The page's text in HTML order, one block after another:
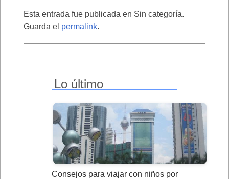
Esta entrada fue publicada en Sin categoría.
Guarda el permalink.
Lo último
Consejos para viajar con niños por